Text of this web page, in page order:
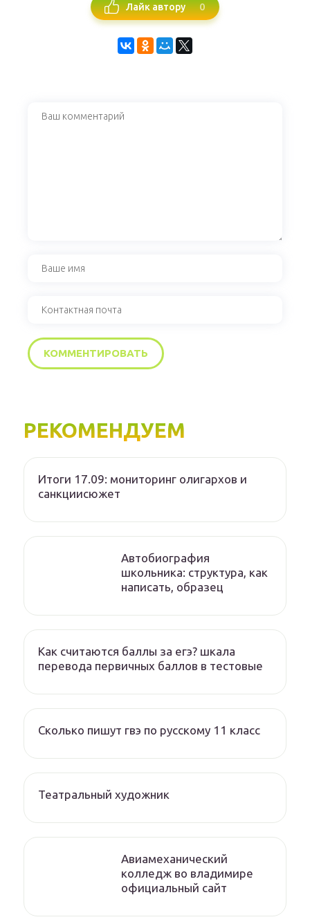
Лайк автору 0
РЕКОМЕНДУЕМ
Итоги 17.09: мониторинг олигархов и
санкциисюжет
Автобиография
школьника: структура, как
написать, образец
Как считаются баллы за егэ? шкала
перевода первичных баллов в тестовые
Сколько пишут гвэ по русскому 11 класс
Театральный художник
Авиамеханический
колледж во владимире
официальный сайт